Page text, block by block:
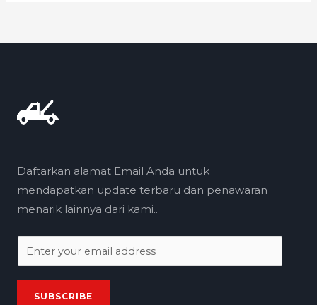
Daftarkan alamat Email Anda untuk
mendapatkan update terbaru dan penawaran
menarik lainnya dari kami..
m
a
SUBSCRIBE